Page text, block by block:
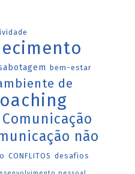
bem-estar
de
Comunicação
não
CONFLITOS desafios